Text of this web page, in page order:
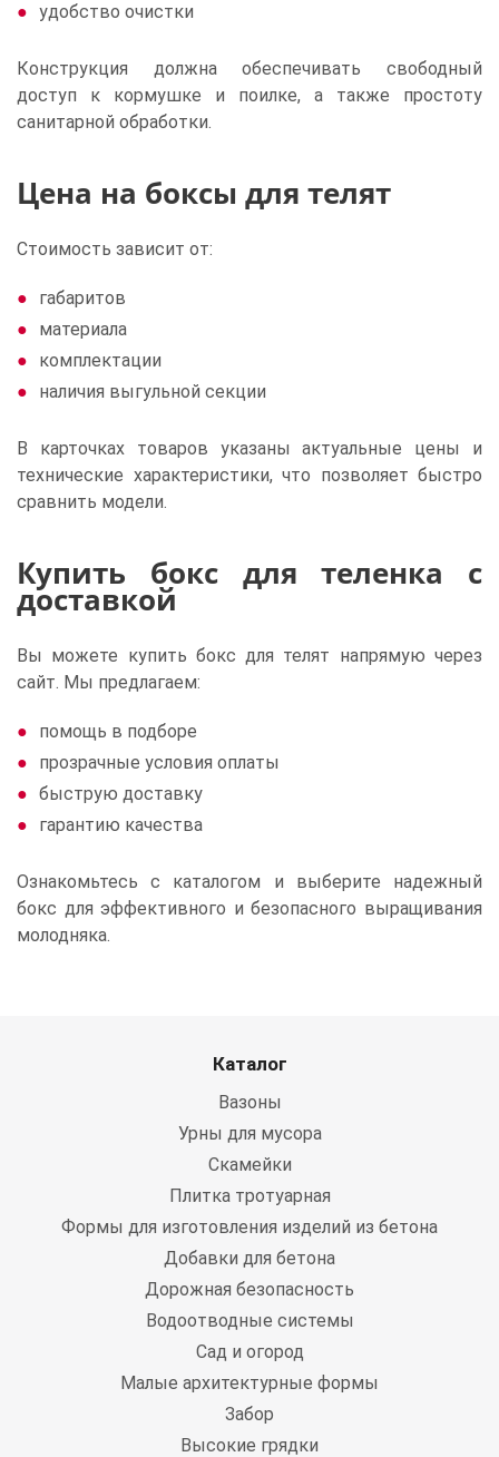
удобство очистки
Конструкция должна обеспечивать свободный
доступ к кормушке и поилке, а также простоту
санитарной обработки.
Цена на боксы для телят
Стоимость зависит от:
габаритов
материала
комплектации
наличия выгульной секции
В карточках товаров указаны актуальные цены и
технические характеристики, что позволяет быстро
сравнить модели.
Купить бокс для теленка с
доставкой
Вы можете купить бокс для телят напрямую через
сайт. Мы предлагаем:
помощь в подборе
прозрачные условия оплаты
быструю доставку
гарантию качества
Ознакомьтесь с каталогом и выберите надежный
бокс для эффективного и безопасного выращивания
молодняка.
Каталог
Вазоны
Урны для мусора
Скамейки
Плитка тротуарная
Формы для изготовления изделий из бетона
Добавки для бетона
Дорожная безопасность
Водоотводные системы
Сад и огород
Малые архитектурные формы
Забор
Высокие грядки